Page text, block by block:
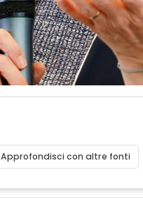
Approfondisci con altre fonti